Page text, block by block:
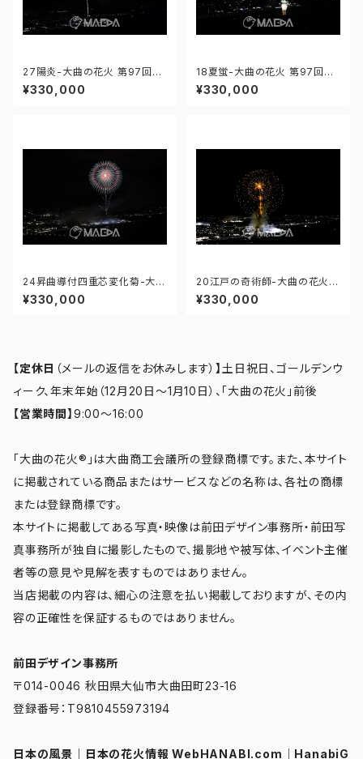
27陽炎-大曲の花火 第97回全
国花火競技大会 - 176671212
373605
¥330,000
18夏蛍-大曲の花火 第97回全
国花火競技大会 - 176671211
774619
¥330,000
24昇曲導付四重芯変化菊-大曲
の花火 第97回全国花火競技大
会 - 176671212247688
¥330,000
20江戸の奇術師-大曲の花火
第97回全国花火競技大会 - 17
6671211890980
¥330,000
【定休日 （メールの返信をお休みします）】 土日祝日、ゴールデンウ
ィーク、年末年始（12月20日～1月10日）、「大曲の花火」前後
【営業時間】 9:00～16:00
「大曲の花火®」は大曲商工会議所の登録商標です。また、本サイト
に掲載されている商品またはサービスなどの名称は、各社の商標
または登録商標です。
本サイトに掲載してある写真・映像は前田デザイン事務所・前田写
真事務所が独自に撮影したもので、撮影地や被写体、イベント主催
者等の意見や見解を表すものではありません。
当店掲載の内容は、細心の注意を払い掲載しておりますが、その内
容の正確性を保証するものではありません。
前田デザイン事務所
〒014-0046 秋田県大仙市大曲田町23-16
登録番号：T9810455973194
日本の風景 日本の花火情報 WebHANABI.com HanabiG